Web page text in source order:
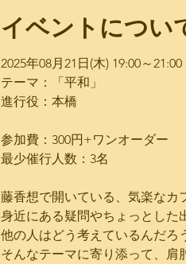
イベントについ
2025年08月21日(木) ​19:00～21:00 ​
テーマ：「平和」
進行役：本橋
参加費：300円+ワンオーダー
最少催行人数：3名
藤香想で開いている、気楽なカ
身近にある疑問やちょっとした
他の人はどう考えているんだろ
そんなテーマに寄り添って、肩